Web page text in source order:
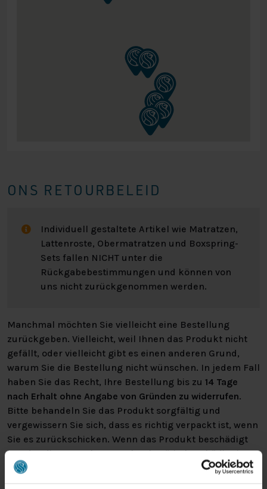
ONS RETOURBELEID
Individuell gestaltete Artikel wie Matratzen,
Lattenroste, Obermatratzen und Boxspring-
Sets fallen NICHT unter die
Rückgabebestimmungen und können von
uns nicht zurückgenommen werden.
Manchmal möchten Sie vielleicht eine Bestellung
zurückgeben. Vielleicht, weil Ihnen das Produkt nicht
gefällt, oder vielleicht gibt es einen anderen Grund,
warum Sie die Bestellung nicht wünschen. In jedem Fall
haben Sie das Recht, Ihre Bestellung bis zu 14 Tage
nach Erhalt ohne Angabe von Gründen zu widerrufen.
Bitte behandeln Sie das Produkt sorgfältig und
vergewissern Sie sich, dass es richtig verpackt ist, wenn
Sie es zurückschicken. Wenn das Produkt beschädigt
ist oder die Verpackung mehr als nötig beschädigt ist,
können wir Ihnen diese Wertminderung des Produkts